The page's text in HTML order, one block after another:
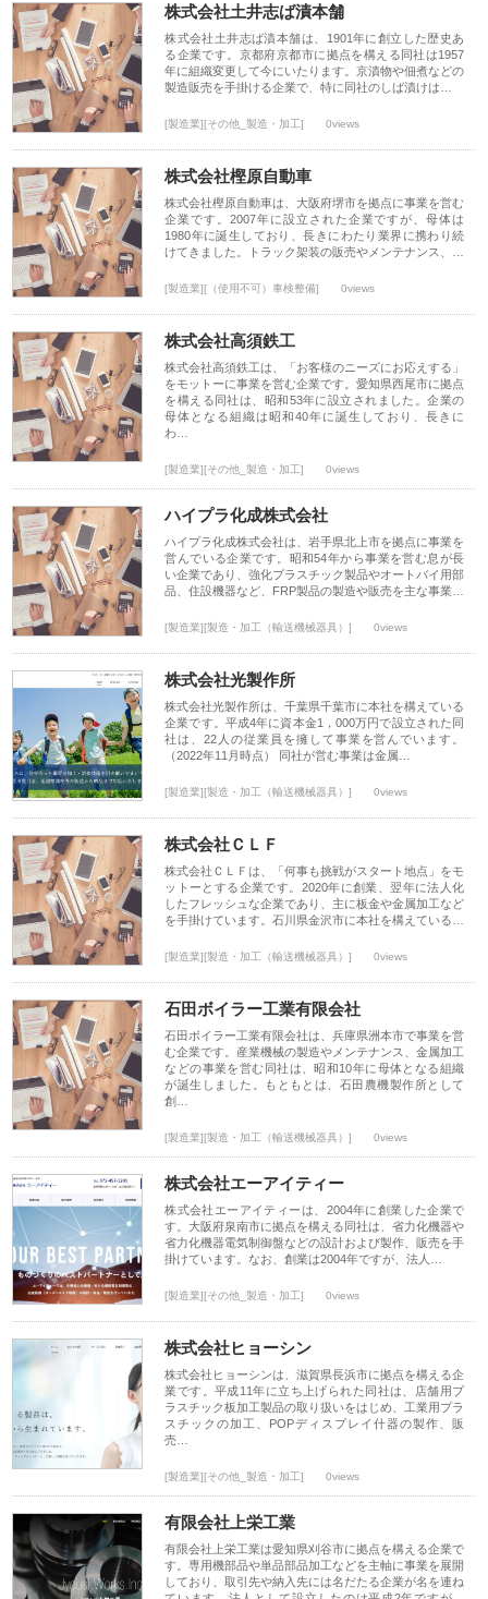
株式会社土井志ば漬本舗
株式会社土井志ば漬本舗は、1901年に創立した歴史あ
る企業です。京都府京都市に拠点を構える同社は1957
年に組織変更して今にいたります。京漬物や佃煮などの
製造販売を手掛ける企業で、特に同社のしば漬けは…
[製造業][その他_製造・加工] 0views
株式会社樫原自動車
株式会社樫原自動車は、大阪府堺市を拠点に事業を営む
企業です。2007年に設立された企業ですが、母体は
1980年に誕生しており、長きにわたり業界に携わり続
けてきました。トラック架装の販売やメンテナンス、…
[製造業][（使用不可）車検整備] 0views
株式会社高須鉄工
株式会社高須鉄工は、「お客様のニーズにお応えする」
をモットーに事業を営む企業です。愛知県西尾市に拠点
を構える同社は、昭和53年に設立されました。企業の
母体となる組織は昭和40年に誕生しており、長きに
わ…
[製造業][その他_製造・加工] 0views
ハイプラ化成株式会社
ハイプラ化成株式会社は、岩手県北上市を拠点に事業を
営んでいる企業です。昭和54年から事業を営む息が長
い企業であり、強化プラスチック製品やオートバイ用部
品、住設機器など、FRP製品の製造や販売を主な事業…
[製造業][製造・加工（輸送機械器具）] 0views
株式会社光製作所
株式会社光製作所は、千葉県千葉市に本社を構えている
企業です。平成4年に資本金1，000万円で設立された同
社は、22人の従業員を擁して事業を営んでいます。
（2022年11月時点） 同社が営む事業は金属…
[製造業][製造・加工（輸送機械器具）] 0views
株式会社ＣＬＦ
株式会社ＣＬＦは、「何事も挑戦がスタート地点」をモ
ットーとする企業です。2020年に創業、翌年に法人化
したフレッシュな企業であり、主に板金や金属加工など
を手掛けています。石川県金沢市に本社を構えている…
[製造業][製造・加工（輸送機械器具）] 0views
石田ボイラー工業有限会社
石田ボイラー工業有限会社は、兵庫県洲本市で事業を営
む企業です。産業機械の製造やメンテナンス、金属加工
などの事業を営む同社は、昭和10年に母体となる組織
が誕生しました。もともとは、石田農機製作所として
創…
[製造業][製造・加工（輸送機械器具）] 0views
株式会社エーアイティー
株式会社エーアイティーは、2004年に創業した企業で
す。大阪府泉南市に拠点を構える同社は、省力化機器や
省力化機器電気制御盤などの設計および製作、販売を手
掛けています。なお、創業は2004年ですが、法人…
[製造業][その他_製造・加工] 0views
株式会社ヒョーシン
株式会社ヒョーシンは、滋賀県長浜市に拠点を構える企
業です。平成11年に立ち上げられた同社は、店舗用プ
ラスチック板加工製品の取り扱いをはじめ、工業用プラ
スチックの加工、POPディスプレイ什器の製作、販
売…
[製造業][その他_製造・加工] 0views
有限会社上栄工業
有限会社上栄工業は愛知県刈谷市に拠点を構える企業で
す。専用機部品や単品部品加工などを主軸に事業を展開
しており、取引先や納入先には名だたる企業が名を連ね